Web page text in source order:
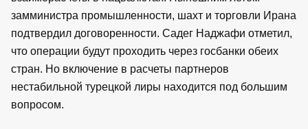
замминистра промышленности, шахт и торговли Ирана
подтвердил договоренности. Садег Наджафи отметил,
что операции будут проходить через госбанки обеих
стран. Но включение в расчеты партнеров
нестабильной турецкой лиры находится под большим
вопросом.